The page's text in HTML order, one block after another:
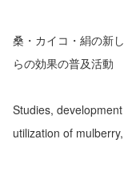
桑・カイコ・絹の新
らの効果の普及活動
Studies,
utilization of